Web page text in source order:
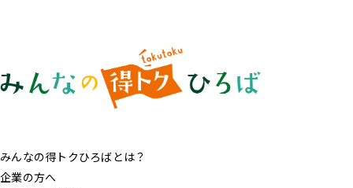
みんなの得トクひろばとは？
企業の方へ